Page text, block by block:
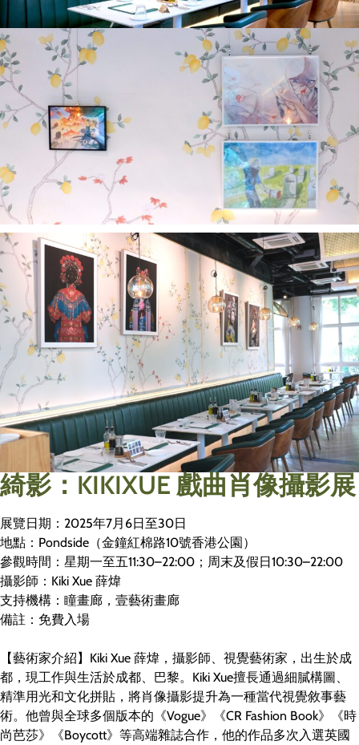
綺影：KIKIXUE 戲曲肖像攝影展
展覽日期：2025年7月6日至30日
地點：Pondside（金鐘紅棉路10號香港公園）
參觀時間：星期一至五11:30–22:00；周末及假日10:30–22:00
攝影師：Kiki Xue 薛煒
支持機構：瞳畫廊，壹藝術畫廊
備註：免費入場
【藝術家介紹】Kiki Xue 薛煒，攝影師、視覺藝術家，出生於成
都，現工作與生活於成都、巴黎。Kiki Xue擅長通過細膩構圖、
精準用光和文化拼貼，將肖像攝影提升為一種當代視覺敘事藝
術。他曾與全球多個版本的《Vogue》《CR Fashion Book》《時
尚芭莎》《Boycott》等高端雜誌合作，他的作品多次入選英國